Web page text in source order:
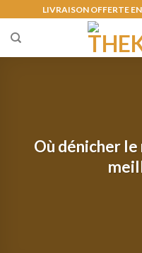
content
LIVRAISON OFFERTE
Où dénicher